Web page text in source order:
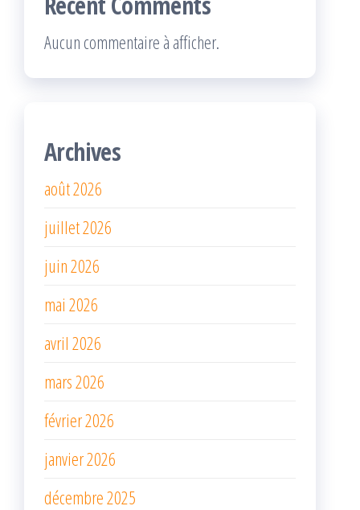
Aucun commentaire à afficher.
Archives
août 2026
juillet 2026
juin 2026
mai 2026
avril 2026
mars 2026
février 2026
janvier 2026
décembre 2025